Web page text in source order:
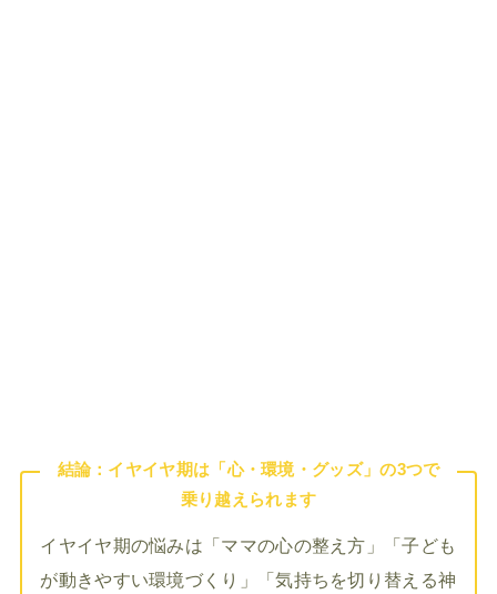
結論：イヤイヤ期は「心・環境・グッズ」の3つで
乗り越えられます
イヤイヤ期の悩みは「ママの心の整え方」「子ども
が動きやすい環境づくり」「気持ちを切り替える神